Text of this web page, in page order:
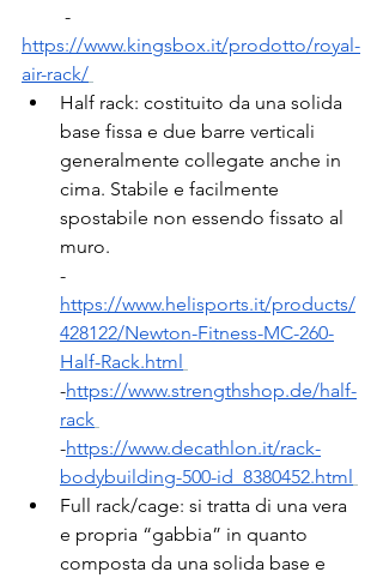
-
https://www.kingsbox.it/prodotto/royal-
air-rack/
Half rack: costituito da una solida
base fissa e due barre verticali
generalmente collegate anche in
cima. Stabile e facilmente
spostabile non essendo fissato al
muro.
-
https://www.helisports.it/products/
428122/Newton-Fitness-MC-260-
Half-Rack.html
-https://www.strengthshop.de/half-
rack
-https://www.decathlon.it/rack-
bodybuilding-500-id_8380452.html
Full rack/cage: si tratta di una vera
e propria “gabbia” in quanto
composta da una solida base e